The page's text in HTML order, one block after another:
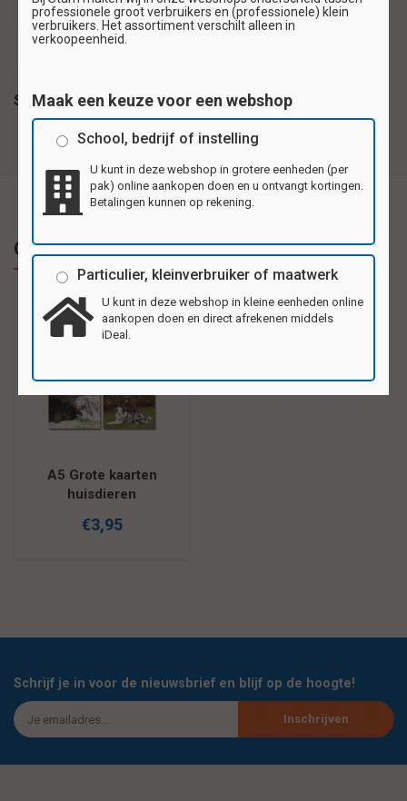
ansichtkaarten
Specificaties
Gerelateerde producten
A5 Grote kaarten
huisdieren
€3,95
Schrijf je in voor de nieuwsbrief en blijf op de hoogte!
Inschrijven
professionele groot verbruikers en (professionele) klein
verbruikers. Het assortiment verschilt alleen in
verkoopeenheid.
Maak een keuze voor een webshop
School, bedrijf of instelling
U kunt in deze webshop in grotere eenheden (per
pak) online aankopen doen en u ontvangt kortingen.
Betalingen kunnen op rekening.
Particulier, kleinverbruiker of maatwerk
U kunt in deze webshop in kleine eenheden online
aankopen doen en direct afrekenen middels
iDeal.